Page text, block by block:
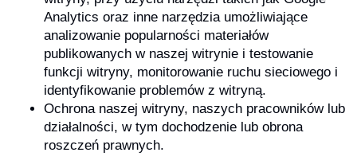
Analytics oraz inne narzędzia umożliwiające
analizowanie popularności materiałów
publikowanych w naszej witrynie i testowanie
funkcji witryny, monitorowanie ruchu sieciowego i
identyfikowanie problemów z witryną.
Ochrona naszej witryny, naszych pracowników lub
działalności, w tym dochodzenie lub obrona
roszczeń prawnych.